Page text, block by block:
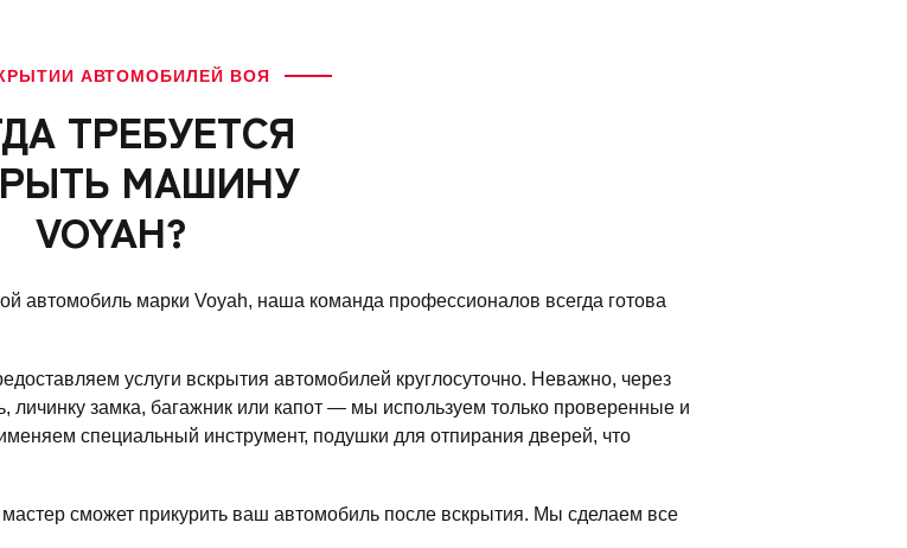
АВТОМОБИЛЕЙ ВОЯ
ТРЕБУЕТСЯ
МАШИНУ
VOYAH?
автомобиль марки Voyah, наша команда профессионалов всегда готова
услуги вскрытия автомобилей круглосуточно. Неважно, через
личинку замка, багажник или капот — мы используем только проверенные и
специальный инструмент, подушки для отпирания дверей, что
сможет прикурить ваш автомобиль после вскрытия. Мы сделаем все